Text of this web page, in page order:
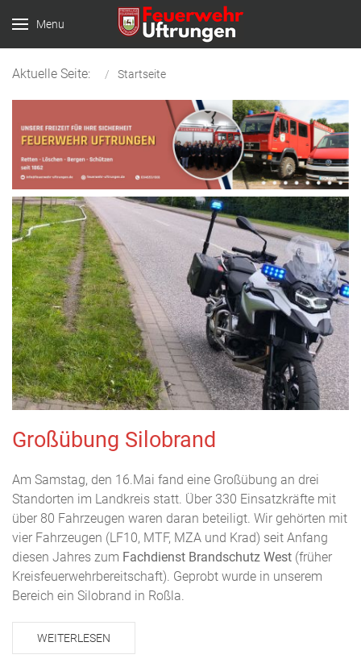
Menu
Aktuelle Seite: Startseite
Großübung Silobrand
Am Samstag, den 16.Mai fand eine Großübung an drei
Standorten im Landkreis statt. Über 330 Einsatzkräfte mit
über 80 Fahrzeugen waren daran beteiligt. Wir gehörten mit
vier Fahrzeugen (LF10, MTF, MZA und Krad) seit Anfang
diesen Jahres zum Fachdienst Brandschutz West (früher
Kreisfeuerwehrbereitschaft). Geprobt wurde in unserem
Bereich ein Silobrand in Roßla.
WEITERLESEN